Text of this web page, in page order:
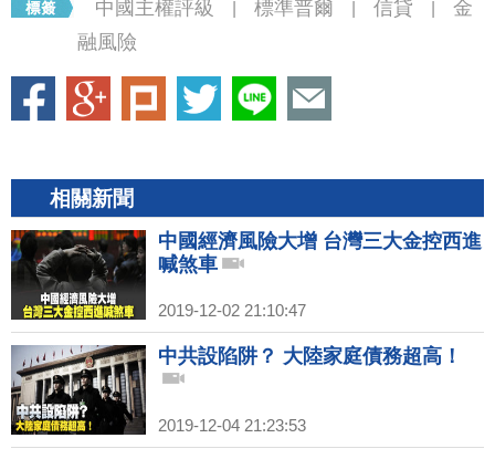
中國主權評級 標準普爾 信貸
金
融風險
相關新聞
中國經濟風險大增 台灣三大金控西進
喊煞車
2019-12-02 21:10:47
中共設陷阱？ 大陸家庭債務超高！
2019-12-04 21:23:53